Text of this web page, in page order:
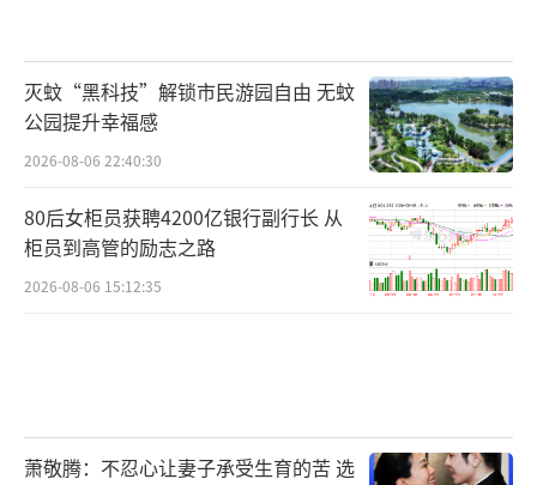
灭蚊“黑科技”解锁市民游园自由 无蚊
公园提升幸福感
2026-08-06 22:40:30
80后女柜员获聘4200亿银行副行长 从
柜员到高管的励志之路
2026-08-06 15:12:35
萧敬腾：不忍心让妻子承受生育的苦 选